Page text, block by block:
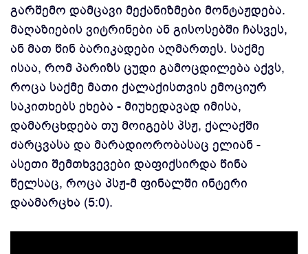
გარშემო დამცავი მექანიზმები მონტაჟდება.
მაღაზიების ვიტრინები ან გისოსებში ჩასვეს,
ან მათ წინ ბარიკადები აღმართეს. საქმე
ისაა, რომ პარიზს ცუდი გამოცდილება აქვს,
როცა საქმე მათი ქალაქისთვის ემოციურ
საკითხებს ეხება - მიუხედავად იმისა,
დამარცხდება თუ მოიგებს პსჟ, ქალაქში
ძარცვასა და მარადიორობასაც ელიან -
ასეთი შემთხვევები დაფიქსირდა წინა
წელსაც, როცა პსჟ-მ ფინალში ინტერი
დაამარცხა (5:0).